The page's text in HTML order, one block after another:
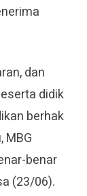
dan
didik
berhak
MBG
benar
(23/06).